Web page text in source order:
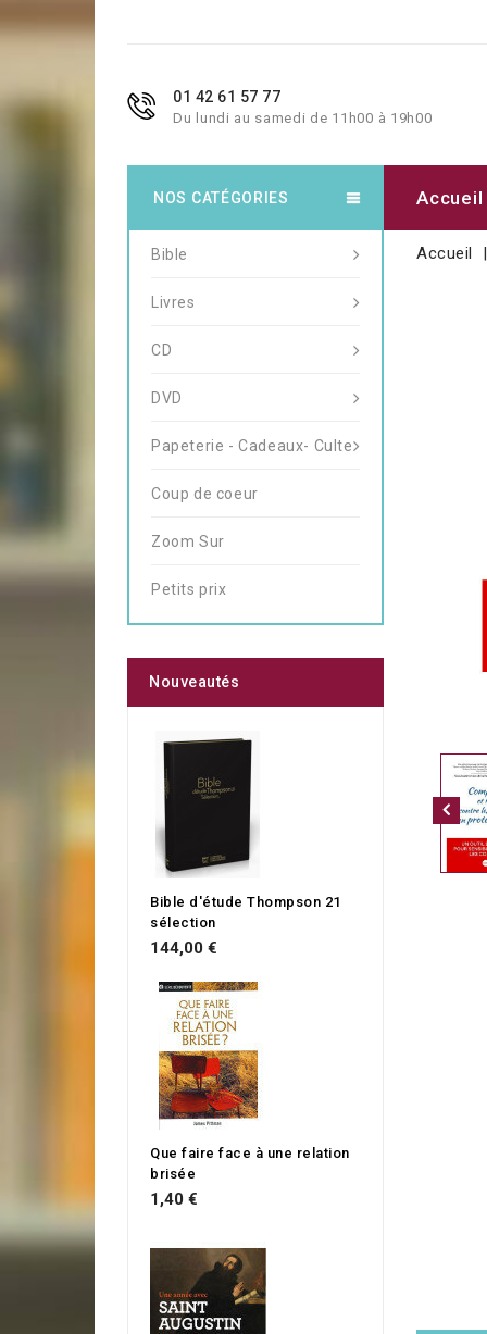
01 42 61 57 77
Du lundi au samedi de 11h00 à 19h00
Accueil
Accueil
NOS CATÉGORIES
Bible
Livres
CD
DVD
Papeterie - Cadeaux- Culte
Coup de coeur
Zoom Sur
Petits prix
Nouveautés
Bible d'étude Thompson 21
sélection
144,00 €
Que faire face à une relation
brisée
1,40 €